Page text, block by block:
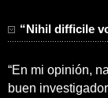
“Nihil difficile
“En mi opinión,
buen